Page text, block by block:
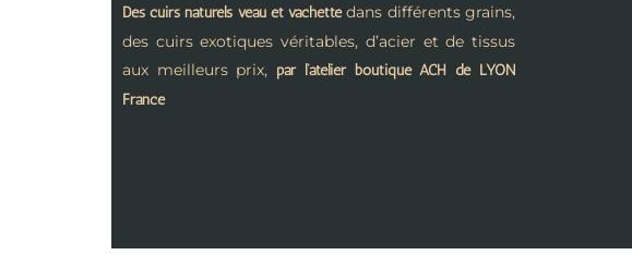
Des cuirs naturels veau et vachettedans différents grains,
des cuirs exotiques véritables, d’acier et de tissus
aux meilleurs prix, par l’atelier boutique ACH de LYON
France